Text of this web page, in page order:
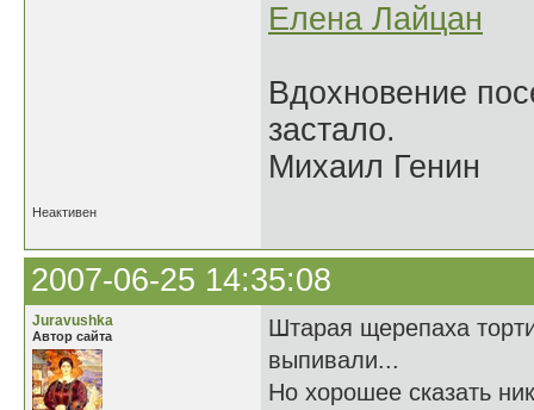
Елена Лайцан
Вдохновение
застало.
Михаил Генин
Неактивен
2007-06-25 14:35:08
Juravushka
Автор сайта
Штарая щерепаха
выпивали...
Но хорошее сказать